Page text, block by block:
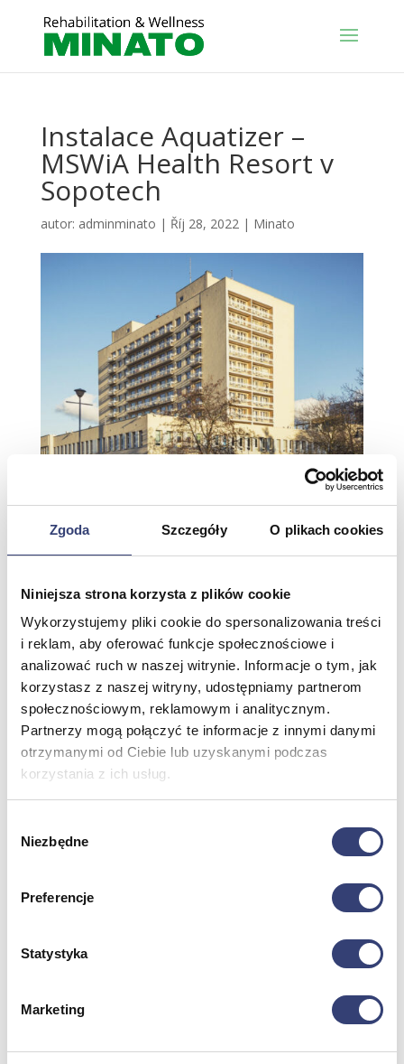
Zgoda Szczegóły O plikach cookies
Niniejsza strona korzysta z plików cookie
Wykorzystujemy pliki cookie do spersonalizowania treści
i reklam, aby oferować funkcje społecznościowe i
analizować ruch w naszej witrynie. Informacje o tym, jak
korzystasz z naszej witryny, udostępniamy partnerom
społecznościowym, reklamowym i analitycznym.
Partnerzy mogą połączyć te informacje z innymi danymi
otrzymanymi od Ciebie lub uzyskanymi podczas
korzystania z ich usług.
zgody
Niezbędne
Preferencje
Statystyka
Marketing
Instalace Aquatizer –
MSWiA Health Resort v
Sopotech
autor: adminminato | Říj 28, 2022| Minato
Adresa: ul. Bitwy pod Płowcami 63-65, 81-731 Sopot
MSWiA Health Resort v Sopotech